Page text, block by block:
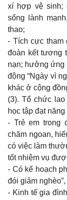
xí hợp vệ sinh;
sống lành
thao;
- Tích cực tham
đoàn kết tương
nạn; hưởng ứng
động “Ngày vì
khác ở cộng
(3). Tổ chức
học tập đạt
- Trẻ em trong
chăm ngoan,
có việc làm
tốt nhiệm vụ
- Có kế hoạch
đói giảm
- Kinh tế gia